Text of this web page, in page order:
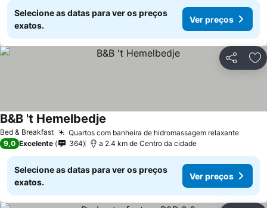
Selecione as datas para ver os preços
exatos.
Ver preços
Partilhar
Bed & Breakfast Quartos com banheira de hidromassagem relaxante
B&B 't Hemelbedje
9,0 Excelente 364 a 2.4 km de Centro da cidade
Selecione as datas para ver os preços
exatos.
Ver preços